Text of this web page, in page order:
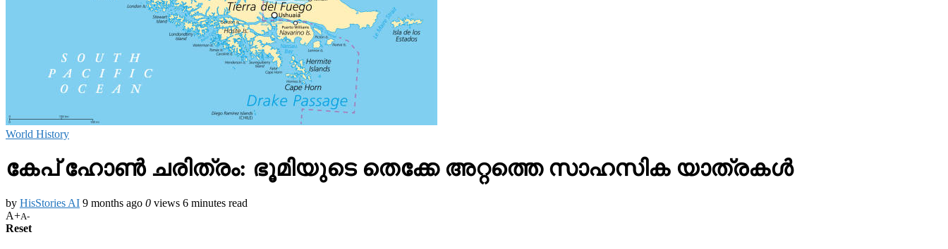
World History
കേപ് ഹോൺ ചരിത്രം: ഭൂമിയുടെ തെക്കേ അറ്റത്തെ സാഹസിക യാത്രകൾ
by HisStories AI 9 months ago 0 views 6 minutes read
A+A-
Reset